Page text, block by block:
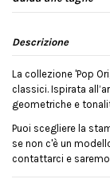
Descrizione
La collezione 'Pop
classici. Ispirata
geometriche e
Puoi scegliere la
se non c'è un
contattarci e